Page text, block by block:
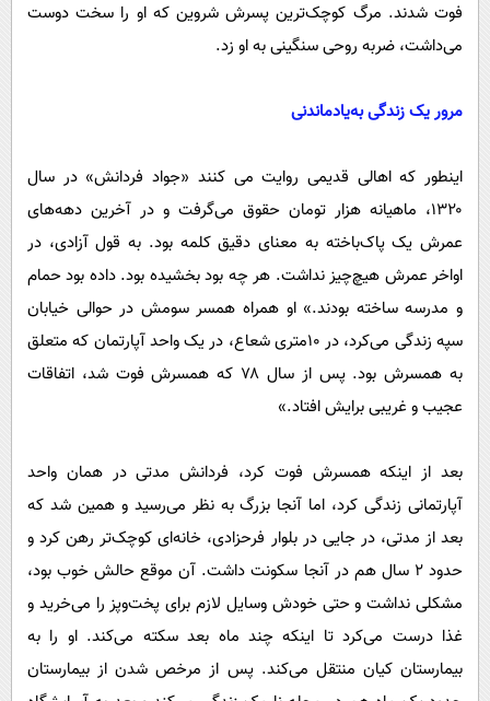
فوت شدند. مرگ کوچک‌ترین پسرش شروین که او را سخت دوست
می‌داشت، ضربه روحی سنگینی به او زد.
مرور یک زندگی به‌یادماندنی
اینطور که اهالی قدیمی روایت می کنند «جواد فردانش» در سال
۱۳۲۰، ماهیانه هزار تومان حقوق می‌گرفت و در آخرین دهه‌های
عمرش یک پاک‌باخته به معنای دقیق کلمه بود. به قول آزادی، در
اواخر عمرش هیچ‌چیز نداشت. هر چه بود بخشیده بود. داده بود حمام
و مدرسه ساخته بودند.» او همراه همسر سومش در حوالی خیابان
سپه زندگی می‌کرد، در ۱۰‌متری شعاع، در یک واحد آپارتمان که متعلق
به همسرش بود. پس از سال ۷۸ که همسرش فوت شد، اتفاقات
عجیب و غریبی برایش افتاد.»
بعد از اینکه همسرش فوت کرد، فردانش مدتی در همان واحد
آپارتمانی زندگی کرد، اما آنجا بزرگ به نظر می‌رسید و همین شد که
بعد از مدتی، در جایی در بلوار فرحزادی، خانه‌ای کوچک‌تر رهن کرد و
حدود ۲ سال هم در آنجا سکونت داشت. آن موقع حالش‌ خوب بود،
مشکلی نداشت و حتی خودش وسایل لازم برای پخت‌وپز را می‌خرید و
غذا درست می‌کرد تا اینکه چند ماه بعد سکته می‌کند. او را به
بیمارستان کیان منتقل می‌کند. پس از مرخص شدن از بیمارستان